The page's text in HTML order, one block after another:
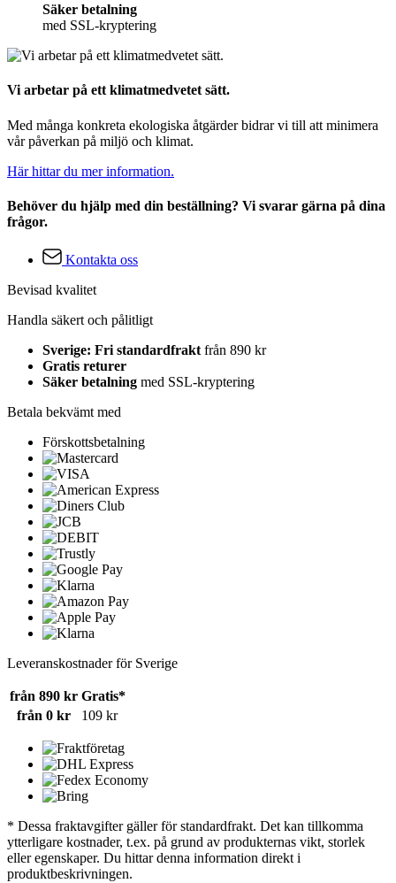
Säker betalning
med SSL-kryptering
Vi arbetar på ett klimatmedvetet sätt.
Med många konkreta ekologiska åtgärder bidrar vi till att minimera
vår påverkan på miljö och klimat.
Här hittar du mer information.
Behöver du hjälp med din beställning? Vi svarar gärna på dina
frågor.
Kontakta oss
Bevisad kvalitet
Handla säkert och pålitligt
Sverige: Fri standardfrakt från 890 kr
Gratis returer
Säker betalning med SSL-kryptering
Betala bekvämt med
Förskottsbetalning
Leveranskostnader för Sverige
från 890 kr Gratis*
från 0 kr
109 kr
* Dessa fraktavgifter gäller för standardfrakt. Det kan tillkomma
ytterligare kostnader, t.ex. på grund av produkternas vikt, storlek
eller egenskaper. Du hittar denna information direkt i
produktbeskrivningen.